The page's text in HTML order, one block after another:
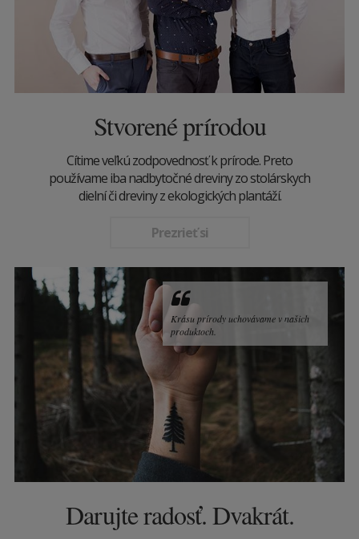
Stvorené prírodou
Cítime veľkú zodpovednosť k prírode. Preto
používame iba nadbytočné dreviny zo stolárskych
dielní či dreviny z ekologických plantáží.
Prezrieť si
Krásu prírody uchovávame v našich
produktoch.
Darujte radosť. Dvakrát.